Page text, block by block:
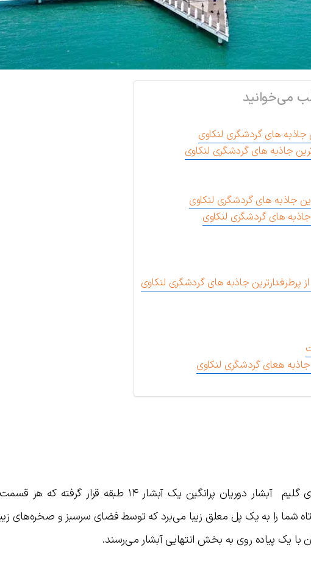
می‌خوانید
جاذبه های گردشگری لنکاوی
جاذبه های گردشگری لنکاوی
جاذبه های گردشگری لنکاوی
های گردشگری لنکاوی
پرطرفدارترین جاذبه های گردشگری لنکاوی
هعای گردشگری لنکاوی
در شمال شرقی لنکاوی، روستای گلیم آبشار دوریان پرانگین یک آبشار ۱۴ طبقه
شما را به یک پل معلق زیبا می‌برد که توسط فضای سرسبز و صخره‌های
با یک پیاده روی به بخش انتهایی آبشار می‌رسند.